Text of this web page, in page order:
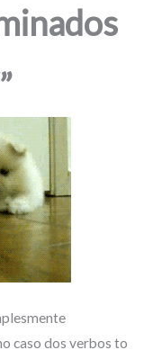
caso dos verbos to